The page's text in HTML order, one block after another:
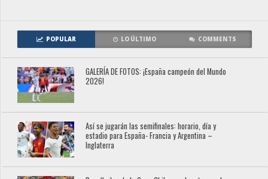
POPULAR LO ÚLTIMO COMMENTS
GALERÍA DE FOTOS: ¡España campeón del Mundo
2026!
Así se jugarán las semifinales: horario, día y
estadio para España- Francia y Argentina –
Inglaterra